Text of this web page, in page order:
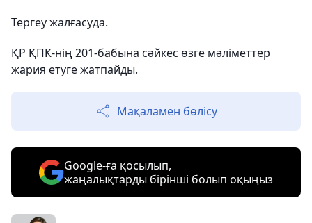
Тергеу жалғасуда.
ҚР ҚПК-нің 201-бабына сәйкес өзге мәліметтер
жария етуге жатпайды.
Мақаламен бөлісу
Google-ға қосылып,
жаңалықтарды бірінші болып оқыңыз